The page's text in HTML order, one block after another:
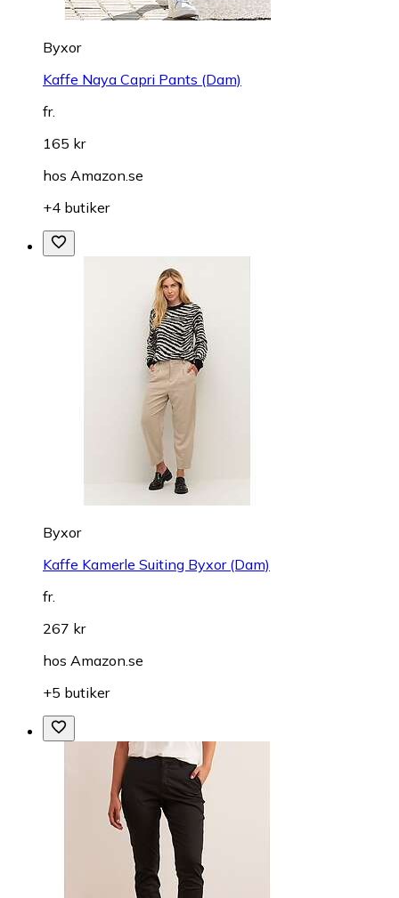
Byxor
Kaffe Naya Capri Pants (Dam)
fr.
165 kr
hos Amazon.se
+4 butiker
Byxor
Kaffe Kamerle Suiting Byxor (Dam)
fr.
267 kr
hos Amazon.se
+5 butiker